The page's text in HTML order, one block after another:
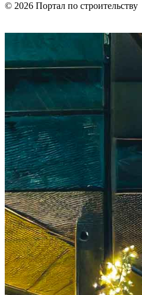
© 2026 Портал по строительству